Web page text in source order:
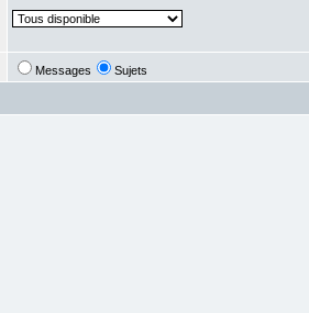
Messages Sujets